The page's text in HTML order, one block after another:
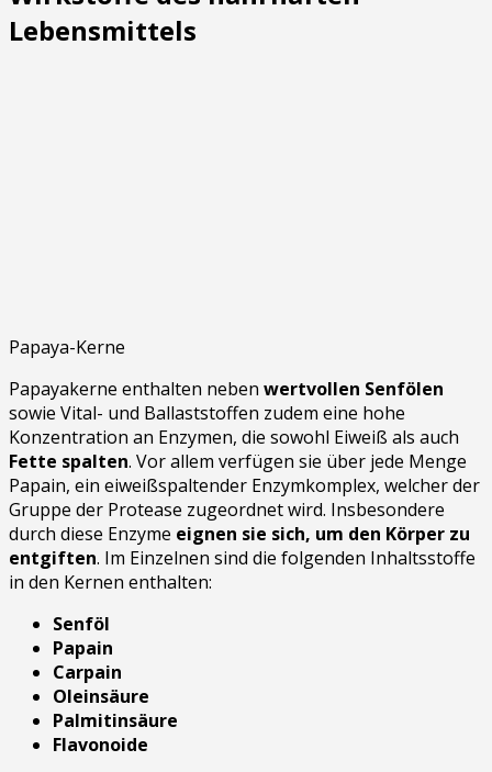
Lebensmittels
Papaya-Kerne
Papayakerne enthalten neben wertvollen Senfölen
sowie Vital- und Ballaststoffen zudem eine hohe
Konzentration an Enzymen, die sowohl Eiweiß als auch
Fette spalten. Vor allem verfügen sie über jede Menge
Papain, ein eiweißspaltender Enzymkomplex, welcher der
Gruppe der Protease zugeordnet wird. Insbesondere
durch diese Enzyme eignen sie sich, um den Körper zu
entgiften. Im Einzelnen sind die folgenden Inhaltsstoffe
in den Kernen enthalten:
Senföl
Papain
Carpain
Oleinsäure
Palmitinsäure
Flavonoide